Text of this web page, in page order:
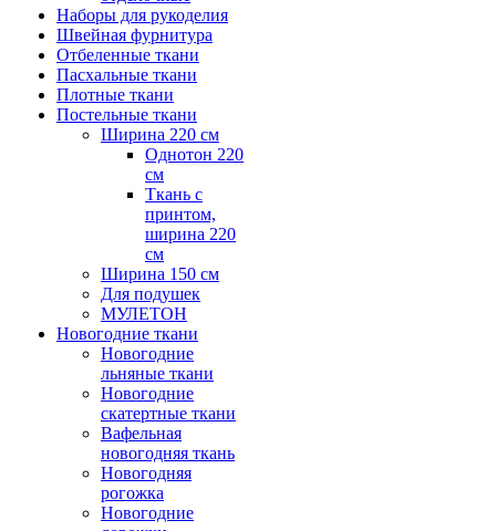
Наборы для рукоделия
Швейная фурнитура
Отбеленные ткани
Пасхальные ткани
Плотные ткани
Постельные ткани
Ширина 220 см
Однотон 220
см
Ткань с
принтом,
ширина 220
см
Ширина 150 см
Для подушек
МУЛЕТОН
Новогодние ткани
Новогодние
льняные ткани
Новогодние
скатертные ткани
Вафельная
новогодняя ткань
Новогодняя
рогожка
Новогодние